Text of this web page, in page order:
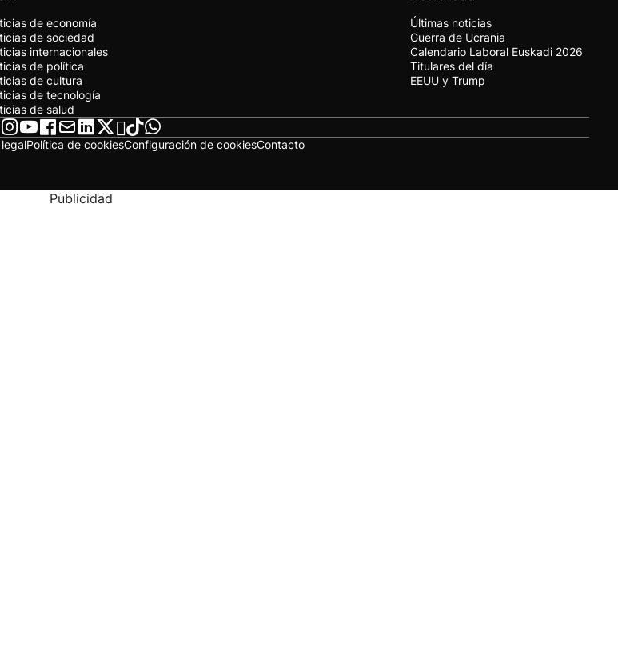
de economía
de sociedad
internacionales
de política
de cultura
de tecnología
de salud
Últimas noticias
Guerra de Ucrania
Calendario Laboral Euskadi 2026
Titulares del día
EEUU y Trump
Política de cookiesConfiguración de cookiesContacto
Publicidad